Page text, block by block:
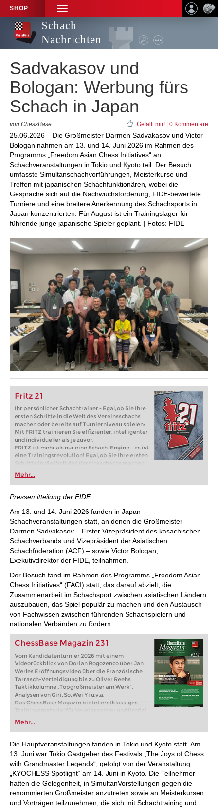
SHOP
TOGGLE
NAVIGATION
Schach
Nachrichten
Sadvakasov und
Bologan: Werbung fürs
Schach in Japan
von ChessBase Gefällt mir! 0 Kommentare
25.06.2026 – Die Großmeister Darmen Sadvakasov und Victor
Bologan nahmen am 13. und 14. Juni 2026 im Rahmen des
Programms „Freedom Asian Chess Initiatives“ an
Schachveranstaltungen in Tokio und Kyoto teil. Der Besuch
umfasste Simultanschachvorführungen, Meisterkurse und
Treffen mit japanischen Schachfunktionären, wobei die
Gespräche sich auf die Nachwuchsförderung, FIDE-bewertete
Turniere und eine breitere Anerkennung des Schachsports in
Japan konzentrierten. Für August ist ein Trainingslager für
führende junge japanische Spieler geplant. | Fotos: FIDE
Fritz 21
Ihr persönlicher Schachtrainer - Egal, ob Sie Ihre
ersten Schritte in die Welt des Vereinsschachs
machen oder bereits auf Turnierniveau spielen:
Mit FRITZ trainieren Sie effizienter, intelligenter
und individueller als je zuvor.
FRITZ ist mehr als nur eine Schach-Engine – es ist
eine Trainingsrevolution! Egal, ob Sie Ihre ersten
Schritte in die Welt des Vereinsschachs machen
oder bereits auf Turnierniveau spielen: Mit
FRITZ trainieren Sie effizienter, intelligenter und
individueller als je zuvor.
Mehr...
Pressemitteilung der FIDE
Am 13. und 14. Juni 2026 fanden in Japan
Schachveranstaltungen statt, an denen die Großmeister
Darmen Sadvakasov – Erster Vizepräsident des kasachischen
Schachverbands und Vizepräsident der Asiatischen
Schachföderation (ACF) – sowie Victor Bologan,
Exekutivdirektor der FIDE, teilnahmen.
Der Besuch fand im Rahmen des Programms „Freedom Asian
Chess Initiatives“ (FACI) statt, das darauf abzielt, die
Zusammenarbeit im Schachsport zwischen asiatischen Ländern
auszubauen, das Spiel populär zu machen und den Austausch
von Fachwissen zwischen führenden Schachspielern und
nationalen Verbänden zu fördern.
ChessBase Magazin 231
Vom Kandidatenturnier 2026 mit einem
Videorückblick von Dorian Rogozenco über Jan
Werles Eröffnungsvideo über die Französische
Tarrasch-Verteidigung bis zu Oliver Reehs
Taktikkolumne „Topgroßmeister am Werk“.
Analysen von Giri, So, Wei Yi u.v.a.
Das ChessBase Magazin bietet erstklassiges
Trainingsmaterial für Vereinsspieler und Profis!
Weltklassespieler analysieren ihre Glanzpartien
und erklären Ihnen die Ideen hinter den Zügen.
Eröffnungsspezialisten präsentieren die
neuesten Trends in der Eröffnungstheorie und
spannende Ideen für Ihr Repertoire.
Meistertrainer in Sachen Taktik, Strategie und
Endspiel zeigen Ihnen genau die Tricks und
Techniken, die man als erfolgreicher
Turnierspieler braucht! Download-Version (inkl.
Im Lieferumfang enthalten: CBM #231 als
„ChessBase Book“ für iPad, Tablet, Mac etc.! Auf
Mehr...
Die Hauptveranstaltungen fanden in Tokio und Kyoto statt. Am
13. Juni war Tokio Gastgeber des Festivals „The Joys of Chess
with Grandmaster Legends“, gefolgt von der Veranstaltung
„KYOCHESS Spotlight“ am 14. Juni in Kyoto. Die Teilnehmer
hatten die Gelegenheit, in SimultanVorstellungen gegen die
renommierten Großmeister anzutreten sowie an Meisterkursen
und Vorträgen teilzunehmen, die sich mit Schachtraining und